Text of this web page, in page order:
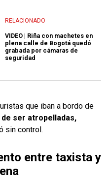
RELACIONADO
VIDEO | Riña con machetes en
plena calle de Bogotá quedó
grabada por cámaras de
seguridad
que iban a bordo de
de ser atropelladas,
sin control.
entre taxista y